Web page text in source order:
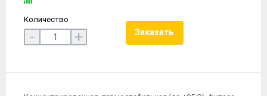
Количество
- + Заказать